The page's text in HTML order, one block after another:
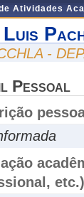
Atividades
-
Pessoal
etc.)